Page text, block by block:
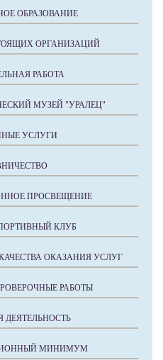
ОБРАЗОВАНИЕ
ОРГАНИЗАЦИЙ
РАБОТА
МУЗЕЙ "УРАЛЕЦ"
УСЛУГИ
ПРОСВЕЩЕНИЕ
КЛУБ
ОКАЗАНИЯ УСЛУГ
РАБОТЫ
ДЕЯТЕЛЬНОСТЬ
МИНИМУМ